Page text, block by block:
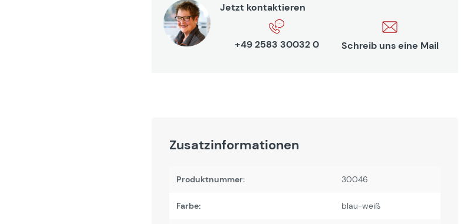
Jetzt kontaktieren
+49 2583 30032 0 Schreib uns eine Mail
Zusatzinformationen
Produktnummer: 30046
Farbe: blau-weiß